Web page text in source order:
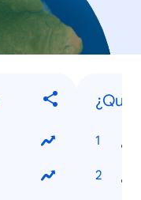
¿Qué